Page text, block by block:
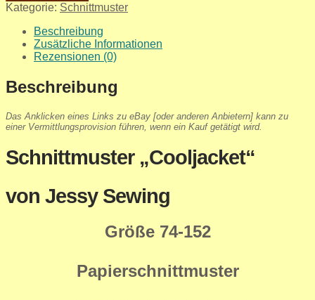
Kategorie: Schnittmuster
Beschreibung
Zusätzliche Informationen
Rezensionen (0)
Beschreibung
Das Anklicken eines Links zu eBay [oder anderen Anbietern] kann zu
einer Vermittlungsprovision führen, wenn ein Kauf getätigt wird.
Schnittmuster „Cooljacket“
von Jessy Sewing
Größe 74-152
Papierschnittmuster